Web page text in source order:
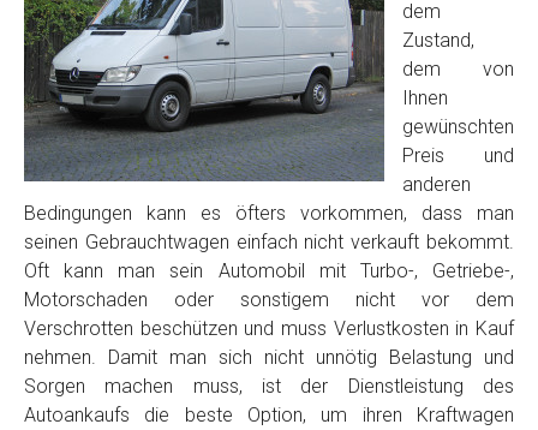
dem
Zustand,
dem von
Ihnen
gewünschten
Preis und
anderen
Bedingungen kann es öfters vorkommen, dass man
seinen Gebrauchtwagen einfach nicht verkauft bekommt.
Oft kann man sein Automobil mit Turbo-, Getriebe-,
Motorschaden oder sonstigem nicht vor dem
Verschrotten beschützen und muss Verlustkosten in Kauf
nehmen. Damit man sich nicht unnötig Belastung und
Sorgen machen muss, ist der Dienstleistung des
Autoankaufs die beste Option, um ihren Kraftwagen